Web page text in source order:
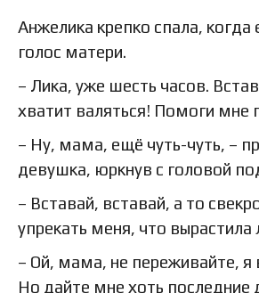
Анжелика крепко спала, когда
голос матери.
– Лика, уже шесть часов.
хватит валяться! Помоги мне
– Ну, мама, ещё чуть-чуть, –
девушка, юркнув с головой
– Вставай, вставай, а то
упрекать меня, что вырастила
– Ой, мама, не переживайте, я
Но дайте мне хоть последние